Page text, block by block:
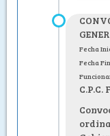
Fecha
Fecha